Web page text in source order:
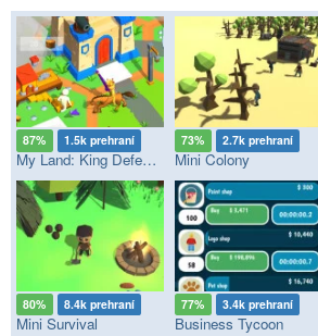
87% 1.5k prehraní
My Land: King Defender
73% 2.7k prehraní
Mini Colony
80% 8.4k prehraní
Mini Survival
77% 3.4k prehraní
Business Tycoon